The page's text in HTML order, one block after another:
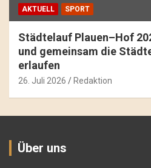
AKTUELL SPORT
Städtelauf Plauen–Hof
und gemeinsam die
erlaufen
26. Juli 2026 Redaktion
Über uns